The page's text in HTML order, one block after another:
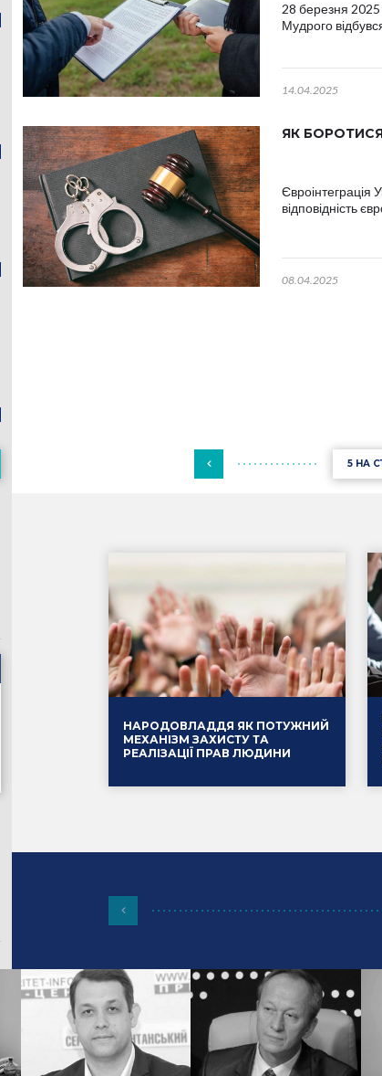
28 березня 2025
Мудрого
14.04.2025
ЯК
Євроінтеграція
відповідність
08.04.2025
5 НА
НАРОДОВЛАДДЯ ЯК ПОТУЖНИЙ
МЕХАНІЗМ ЗАХИСТУ ТА
РЕАЛІЗАЦІЇ ПРАВ ЛЮДИНИ
16.01.2025 Події